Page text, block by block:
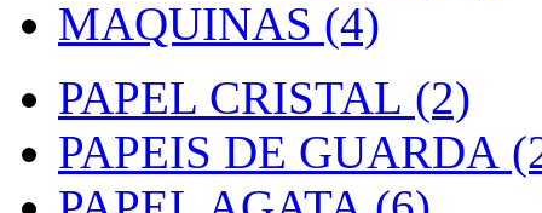
MAQUINAS (4)
PAPEL CRISTAL (2)
PAPEIS DE GUARDA